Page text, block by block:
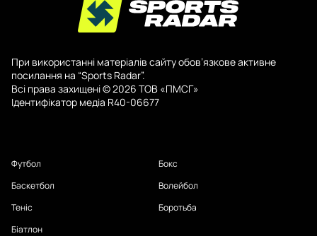
При використанні матеріалів сайту обов’язкове активне
посилання на “Sports Radar”.
Всі права захищені © 2026 ТОВ «ПМСГ»
Ідентифікатор медіа R40-06677
Футбол
Баскетбол
Теніс
Біатлон
Бокс
Волейбол
Боротьба